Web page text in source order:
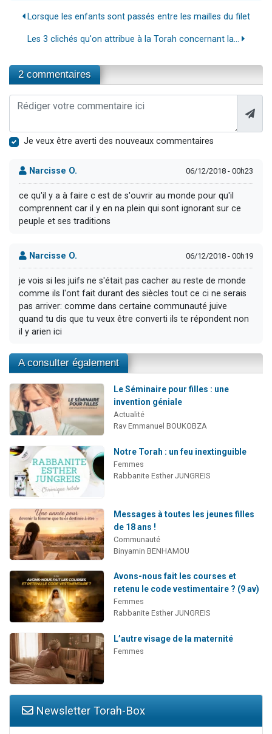
Lorsque les enfants sont passés entre les mailles du filet
Les 3 clichés qu'on attribue à la Torah concernant la...
2 commentaires
Je veux être averti des nouveaux commentaires
Narcisse O. 06/12/2018 - 00h23
ce qu'il y a à faire c est de s'ouvrir au monde pour qu'il
comprennent car il y en na plein qui sont ignorant sur ce
peuple et ses traditions
Narcisse O. 06/12/2018 - 00h19
je vois si les juifs ne s'était pas cacher au reste de monde
comme ils l'ont fait durant des siècles tout ce ci ne serais
pas arriver: comme dans certaine communauté juive
quand tu dis que tu veux être converti ils te répondent non
il y arien ici
A consulter également
Le Séminaire pour filles : une
invention géniale
Actualité
Rav Emmanuel BOUKOBZA
Notre Torah : un feu inextinguible
Femmes
Rabbanite Esther JUNGREIS
Messages à toutes les jeunes filles
de 18 ans !
Communauté
Binyamin BENHAMOU
Avons-nous fait les courses et
retenu le code vestimentaire ? (9 av)
Femmes
Rabbanite Esther JUNGREIS
L’autre visage de la maternité
Femmes
Newsletter Torah-Box